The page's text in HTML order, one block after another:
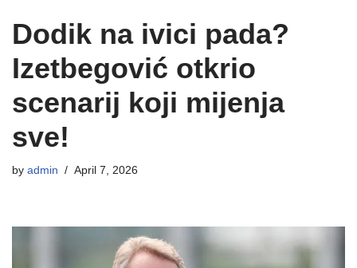
Dodik na ivici pada?
Izetbegović otkrio
scenarij koji mijenja
sve!
by admin April 7, 2026